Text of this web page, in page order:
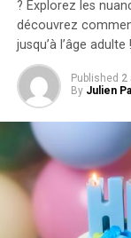
l’année
Cette initiative
à promouvoir
français.
rencontrent
objectifs ;
immatriculés
2023. Ces
? Explorez les
découvrez
jusqu’à l’âge adulte !
Published 2
By Julien